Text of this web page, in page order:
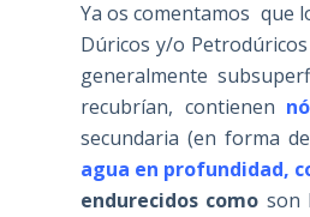
Ya os comentamos que
Dúricos y/o
generalmente
recubrían, contienen
secundaria (en forma
agua en profundidad,
endurecidos como son